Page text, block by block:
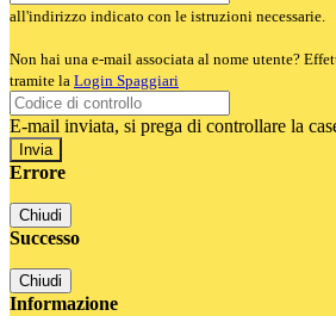
all'indirizzo indicato con le istruzioni necessarie.
Non hai una e-mail associata al nome utente?
tramite la Login Spaggiari
E-mail inviata, si prega di controllare la
Errore
Chiudi
Successo
Chiudi
Informazione